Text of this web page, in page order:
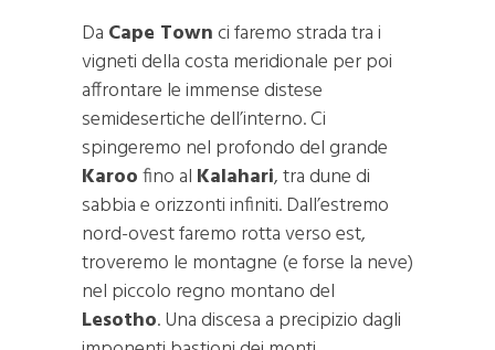
Da Cape Townci faremo strada tra i
vigneti della costa meridionale per poi
affrontare le immense distese
semidesertiche dell’interno. Ci
spingeremo nel profondo del grande
Karoofino al Kalahari, tra dune di
sabbia e orizzonti infiniti. Dall’estremo
nord-ovest faremo rotta verso est,
troveremo le montagne (e forse la neve)
nel piccolo regno montano del
Lesotho. Una discesa a precipizio dagli